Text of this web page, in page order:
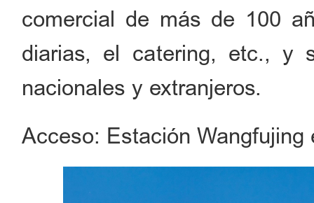
comercial de más de 100
diarias, el catering, etc., y
nacionales y extranjeros.
Acceso: Estación